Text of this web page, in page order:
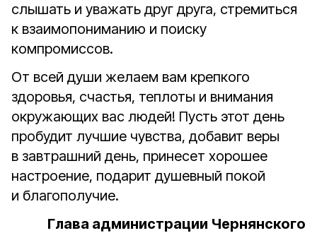
слышать и уважать друг друга, стремиться
к взаимопониманию и поиску
компромиссов.
От всей души желаем вам крепкого
здоровья, счастья, теплоты и внимания
окружающих вас людей! Пусть этот день
пробудит лучшие чувства, добавит веры
в завтрашний день, принесет хорошее
настроение, подарит душевный покой
и благополучие.
Глава администрации Чернянского